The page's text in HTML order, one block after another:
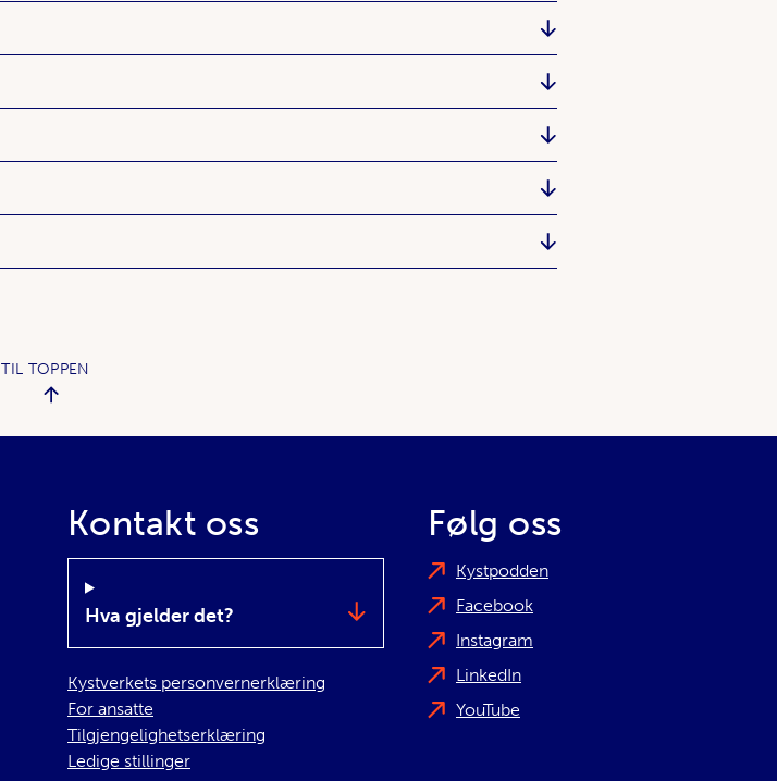
TIL TOPPEN
Kontakt oss
Hva gjelder det?
Kystverkets personvernerklæring
For ansatte
Tilgjengelighetserklæring
Ledige stillinger
Følg oss
Kystpodden
Facebook
Instagram
LinkedIn
YouTube